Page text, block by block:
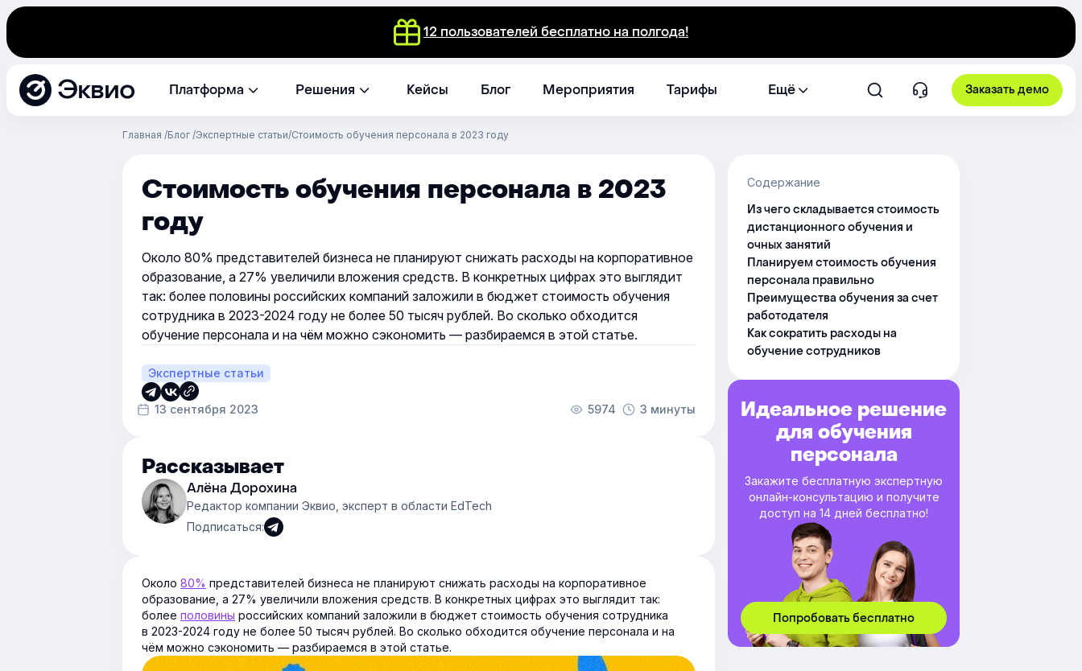
12 пользователей бесплатно на полгода!
Эквио Платформа Решения Кейсы Блог Мероприятия Тарифы Ещё Заказать демо
Главная Блог Экспертные статьи Стоимость обучения персонала в 2023 году
Стоимость обучения персонала в 2023
году
Около 80% представителей бизнеса не планируют снижать расходы на корпоративное
образование, а 27% увеличили вложения средств. В конкретных цифрах это выглядит
так: более половины российских компаний заложили в бюджет стоимость обучения
сотрудника в 2023-2024 году не более 50 тысяч рублей. Во сколько обходится
обучение персонала и на чём можно сэкономить — разбираемся в этой статье.
Экспертные статьи
13 сентября 2023 5974 3 минуты
Рассказывает
Алёна Дорохина
Редактор компании Эквио, эксперт в области EdTech
Подписаться:
Около 80% представителей бизнеса не планируют снижать расходы на корпоративное
образование, а 27% увеличили вложения средств. В конкретных цифрах это выглядит так:
более половины российских компаний заложили в бюджет стоимость обучения сотрудника
в 2023-2024 году не более 50 тысяч рублей. Во сколько обходится обучение персонала и на
чём можно сэкономить — разбираемся в этой статье.
Содержание
Из чего складывается стоимость
дистанционного обучения и
очных занятий
Планируем стоимость обучения
персонала правильно
Преимущества обучения за счет
работодателя
Как сократить расходы на
обучение сотрудников
Идеальное решение
для обучения
персонала
Закажите бесплатную экспертную
онлайн-консультацию и получите
доступ на 14 дней бесплатно!
Попробовать бесплатно